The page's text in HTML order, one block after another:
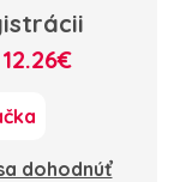
12.26€
dohodnúť